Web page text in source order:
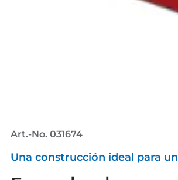
Art.-No. 031674
Una construcción ideal para